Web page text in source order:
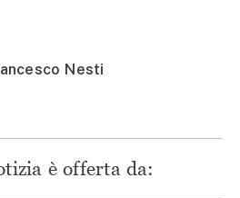
Nesti
è offerta da: